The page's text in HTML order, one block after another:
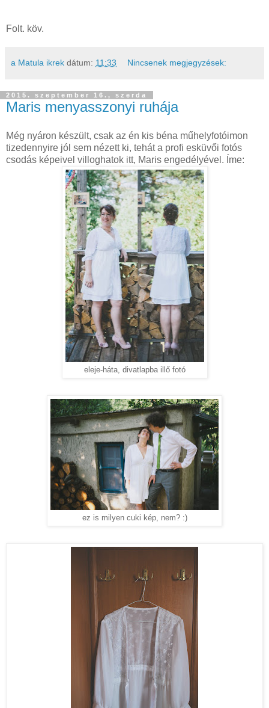
Folt. köv.
a Matula ikrek dátum: 11:33 Nincsenek megjegyzések:
2015. szeptember 16., szerda
Maris menyasszonyi ruhája
Még nyáron készült, csak az én kis béna műhelyfotóimon
tizedennyire jól sem nézett ki, tehát a profi esküvői fotós
csodás képeivel villoghatok itt, Maris engedélyével. Íme:
eleje-háta, divatlapba illő fotó
ez is milyen cuki kép, nem? :)